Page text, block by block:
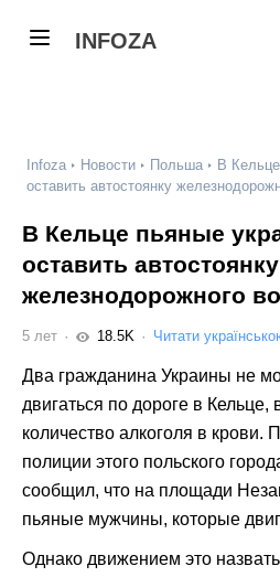
INFOZA
Infoza Новости Польша
В
оставить автостоянку
В Кельце пьяные
оставить автостоянку
железнодорожного
5 лет 18.5K Читати
Два гражданина Украины не
двигаться по дороге в
количество алкоголя в крови.
полиции этого польского
сообщил, что на площади
пьяные мужчины, которые
Однако движением это